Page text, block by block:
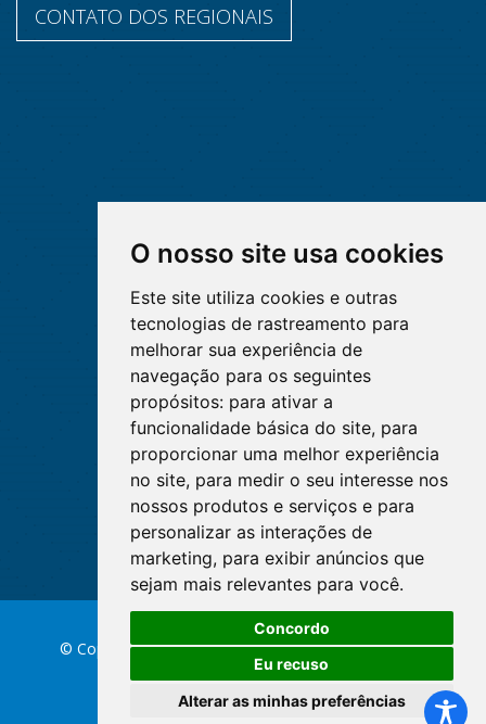
O nosso site usa cookies
Este site utiliza cookies e outras
tecnologias de rastreamento para
melhorar sua experiência de
navegação para os seguintes
propósitos: para ativar a
funcionalidade básica do site, para
proporcionar uma melhor experiência
no site, para medir o seu interesse nos
nossos produtos e serviços e para
personalizar as interações de
marketing, para exibir anúncios que
sejam mais relevantes para você.
Concordo
Eu recuso
Alterar as minhas preferências
CONTATO DOS REGIONAIS
© Copyright 2026 Conselho Federal de Enfermagem